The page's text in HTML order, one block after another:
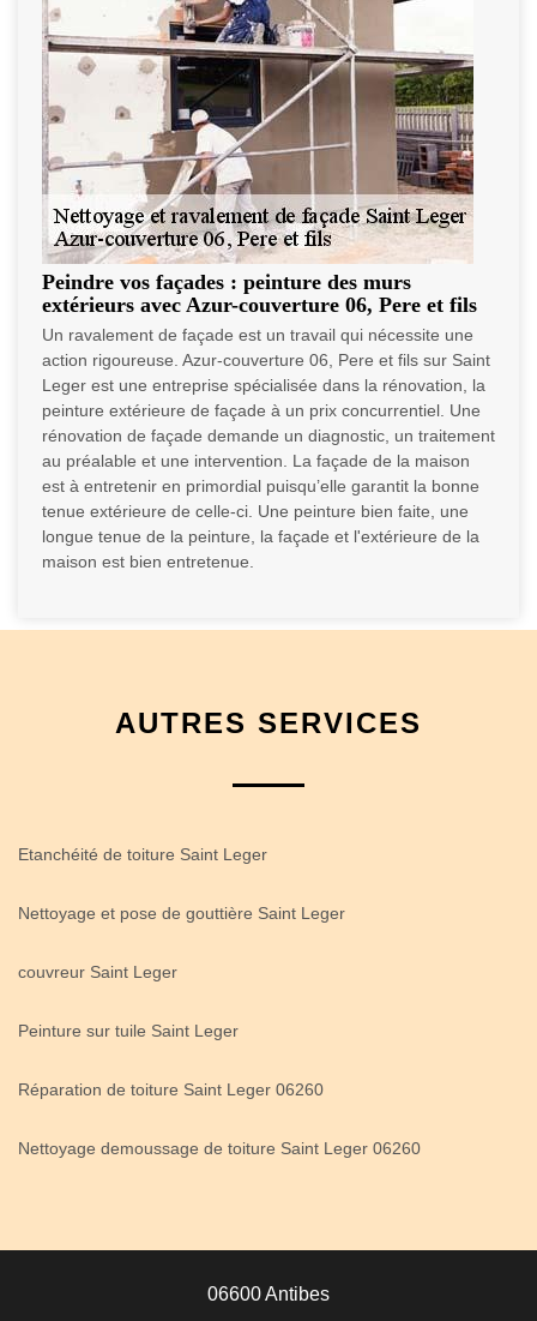
Peindre vos façades : peinture des murs
extérieurs avec Azur-couverture 06, Pere et fils
Un ravalement de façade est un travail qui nécessite une
action rigoureuse. Azur-couverture 06, Pere et fils sur Saint
Leger est une entreprise spécialisée dans la rénovation, la
peinture extérieure de façade à un prix concurrentiel. Une
rénovation de façade demande un diagnostic, un traitement
au préalable et une intervention. La façade de la maison
est à entretenir en primordial puisqu’elle garantit la bonne
tenue extérieure de celle-ci. Une peinture bien faite, une
longue tenue de la peinture, la façade et l'extérieure de la
maison est bien entretenue.
AUTRES SERVICES
Etanchéité de toiture Saint Leger
Nettoyage et pose de gouttière Saint Leger
couvreur Saint Leger
Peinture sur tuile Saint Leger
Réparation de toiture Saint Leger 06260
Nettoyage demoussage de toiture Saint Leger 06260
06600 Antibes